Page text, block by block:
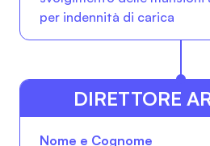
per indennità di carica
DIRETTORE
Nome e Cognome